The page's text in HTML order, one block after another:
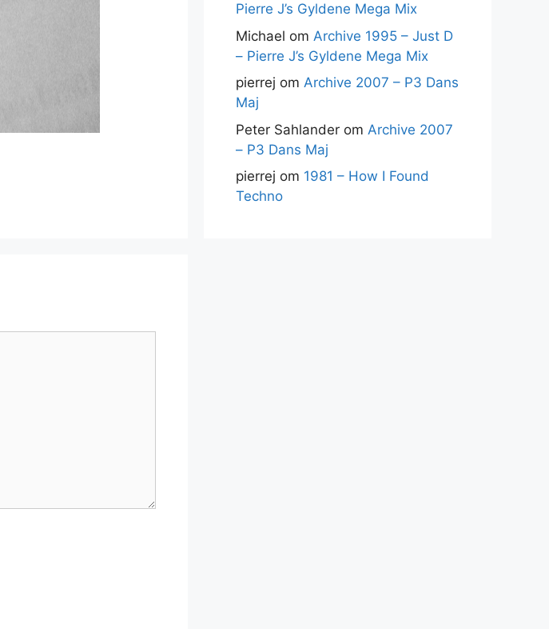
Pierre J’s Gyldene Mega Mix
Michael om Archive 1995 – Just D
– Pierre J’s Gyldene Mega Mix
pierrej om Archive 2007 – P3 Dans
Maj
Peter Sahlander om Archive 2007
– P3 Dans Maj
pierrej om 1981 – How I Found
Techno